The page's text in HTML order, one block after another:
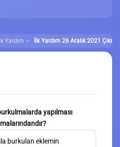
Yardım İlk Yardım 26 Aralık 2021
yapılması
burkulan eklemin